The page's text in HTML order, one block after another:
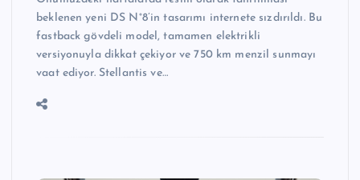
beklenen yeni DS N°8’in tasarımı internete sızdırıldı. Bu
fastback gövdeli model, tamamen elektrikli
versiyonuyla dikkat çekiyor ve 750 km menzil sunmayı
vaat ediyor. Stellantis ve…